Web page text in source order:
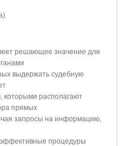
решающее значение для
выдержать судебную
которыми располагают
прямых
запросы на информацию,
процедуры